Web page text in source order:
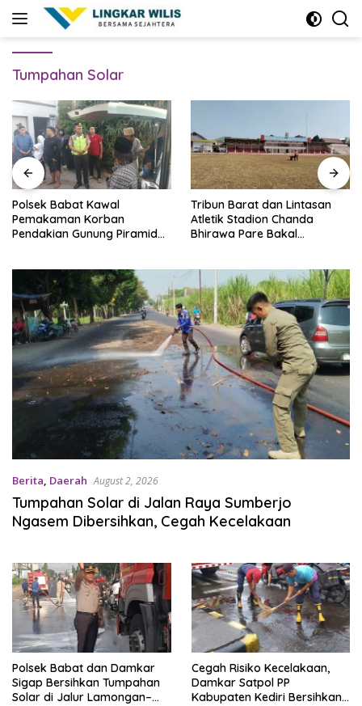
Tumpahan Solar
Polsek Babat Kawal
Pemakaman Korban
Pendakian Gunung Piramid
Tribun Barat dan Lintasan
Atletik Stadion Chanda
Bhirawa Pare Bakal
Berita, Daerah August 2, 2026
Tumpahan Solar di Jalan Raya Sumberjo
Ngasem Dibersihkan, Cegah Kecelakaan
Polsek Babat dan Damkar
Sigap Bersihkan Tumpahan
Solar di Jalur Lamongan–
Cegah Risiko Kecelakaan,
Damkar Satpol PP
Kabupaten Kediri Bersihkan